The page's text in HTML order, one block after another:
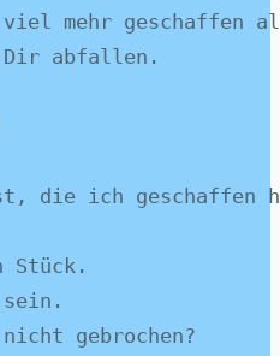
mehr geschaffen
Dir abfallen.
die ich geschaffen
Stück.
gebrochen?